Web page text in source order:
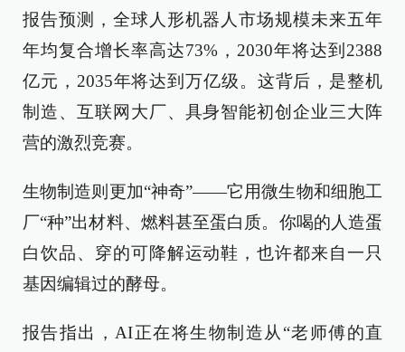
报告预测，全球人形机器人市场规模未来五年
年均复合增长率高达73%，2030年将达到2388
亿元，2035年将达到万亿级。这背后，是整机
制造、互联网大厂、具身智能初创企业三大阵
营的激烈竞赛。
生物制造则更加“神奇”——它用微生物和细胞工
厂“种”出材料、燃料甚至蛋白质。你喝的人造蛋
白饮品、穿的可降解运动鞋，也许都来自一只
基因编辑过的酵母。
报告指出，AI正在将生物制造从“老师傅的直